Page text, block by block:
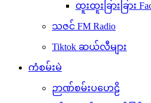
ထူးထူးခြားခြား
သဇင် FM Radio
Tiktok ဆယ်လီများ
ကံစမ်းမဲ
ဉာဏ်စမ်းပဟေဠိ